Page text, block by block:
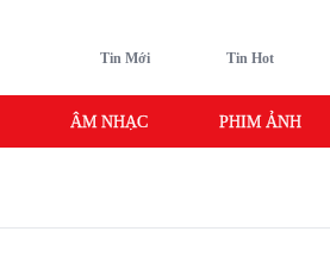
Tin Mới Tin Hot
ÂM NHẠC PHIM ẢNH